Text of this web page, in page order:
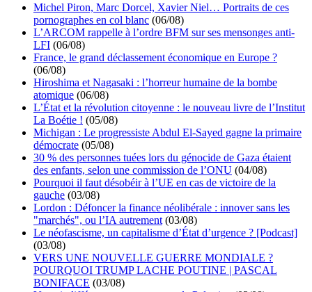
Michel Piron, Marc Dorcel, Xavier Niel… Portraits de ces
pornographes en col blanc (06/08)
L’ARCOM rappelle à l’ordre BFM sur ses mensonges anti-
LFI (06/08)
France, le grand déclassement économique en Europe ?
(06/08)
Hiroshima et Nagasaki : l’horreur humaine de la bombe
atomique (06/08)
L’État et la révolution citoyenne : le nouveau livre de l’Institut
La Boétie ! (05/08)
Michigan : Le progressiste Abdul El-Sayed gagne la primaire
démocrate (05/08)
30 % des personnes tuées lors du génocide de Gaza étaient
des enfants, selon une commission de l’ONU (04/08)
Pourquoi il faut désobéir à l’UE en cas de victoire de la
gauche (03/08)
Lordon : Défoncer la finance néolibérale : innover sans les
"marchés", ou l’IA autrement (03/08)
Le néofascisme, un capitalisme d’État d’urgence ? [Podcast]
(03/08)
VERS UNE NOUVELLE GUERRE MONDIALE ?
POURQUOI TRUMP LACHE POUTINE | PASCAL
BONIFACE (03/08)